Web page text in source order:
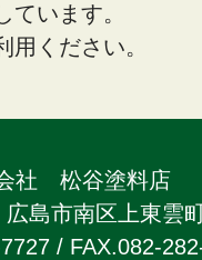
ています。
用ください。
社 松谷塗料店
島市南区上東雲
/ FAX.082-